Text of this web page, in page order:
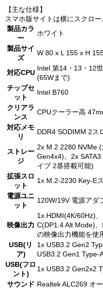
【主な仕様】
スマホ版サイトは横にスクロー
製品カラ
ー
ホワイト
製品サイ
ズ
W 80 x L 155 x H
対応CPU
Intel 第14・13・12
(65Wまで)
チップセ
ット
Intel B760
クリアラ
ンス
CPUクーラー高
対応メモ
リ
DDR4 SODIMM 2ス
ストレー
ジ
2x M.2 2280 NVMe
Gen4x4)、2x
イブ 2基搭載可能)
拡張スロ
ット
1x M.2-2230 Key-E
電源ユニ
ット
120W/19V 電源アダ
映像出力
1x HDMI(4K/60Hz)
C(DP1.4 Alt Mode)
の映像出力機能を使
USB(リ
ア)
1x USB3.2 Gen2
USB3.2 Gen1 Type-
USB(フロ
ント)
1x USB3.2 Gen2x2
サウンド Realtek ALC269 オ